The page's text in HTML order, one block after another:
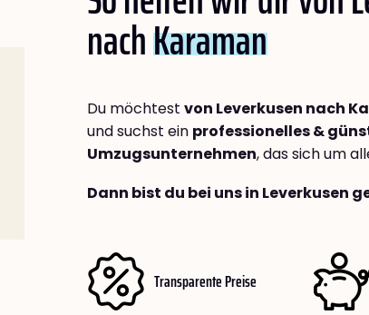
nachKaraman
Du möchtest von Leverkusen nach
und suchst ein professionelles &
Umzugsunternehmen, das sich um
Dann bist du bei uns in Leverkusen
Transparente Preise